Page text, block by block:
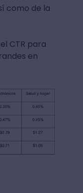
como de la
CTR para
en